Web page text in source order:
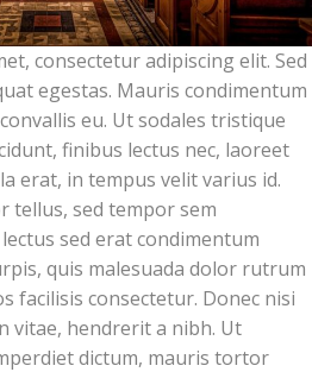
consectetur adipiscing elit. Sed
egestas. Mauris condimentum
eu. Ut sodales tristique
finibus lectus nec, laoreet
erat, in tempus velit varius id.
tellus, sed tempor sem
sed erat condimentum
quis malesuada dolor rutrum
facilisis consectetur. Donec nisi
vitae, hendrerit a nibh. Ut
dictum, mauris tortor